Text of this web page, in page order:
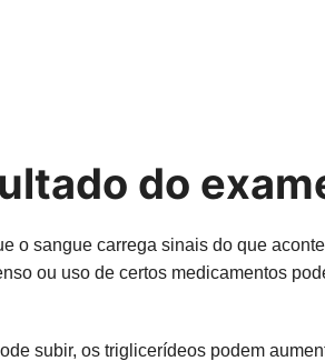
do
o sangue carrega sinais do que
ou uso de certos medicamentos
subir, os triglicerídeos podem